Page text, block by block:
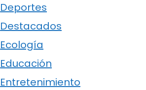
Deportes
Destacados
Ecología
Educación
Entretenimiento